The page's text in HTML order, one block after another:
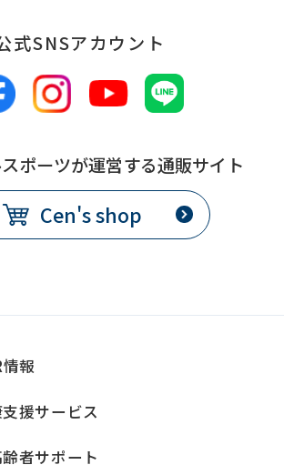
式SNSアカウント
ポーツが運営する通販サイト
Cen's shop
報
援サービス
者サポート